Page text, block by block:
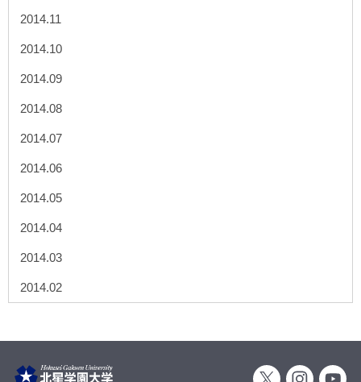
2014.11
2014.10
2014.09
2014.08
2014.07
2014.06
2014.05
2014.04
2014.03
2014.02